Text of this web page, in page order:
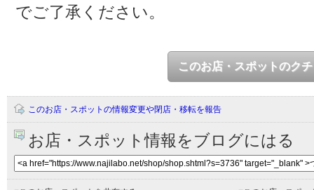
でご了承ください。
このお店・スポットのク
このお店・スポットの情報変更や閉店・移転を報告
お店・スポット情報をブログにはる